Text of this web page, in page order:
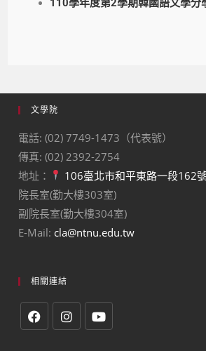
110學年度第2學期韓國語文學分
文學院
電話: (02) 7749-1473（代表號）
傳真: (02) 2392-2754
地址：
106臺北市和平東路一段162
院長室(勤大樓303室)
副院長室(勤大樓304室)
E-Mail: cla@ntnu.edu.tw
相關連結